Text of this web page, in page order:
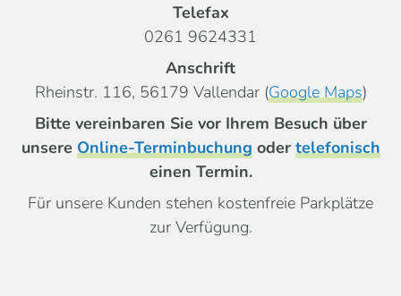
Telefax
0261 9624331
Anschrift
Rheinstr. 116, 56179 Vallendar (Google Maps)
Bitte vereinbaren Sie vor Ihrem Besuch über
unsere Online-Terminbuchungoder telefonisch
einen Termin.
Für unsere Kunden stehen kostenfreie Parkplätze
zur Verfügung.